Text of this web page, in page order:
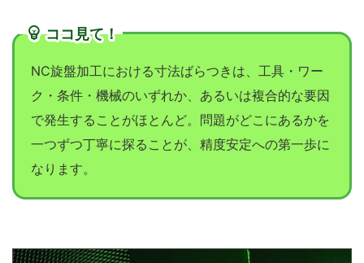
ココ見て！
NC旋盤加工における寸法ばらつきは、工具・ワー
ク・条件・機械のいずれか、あるいは複合的な要因
で発生することがほとんど。問題がどこにあるかを
一つずつ丁寧に探ることが、精度安定への第一歩に
なります。